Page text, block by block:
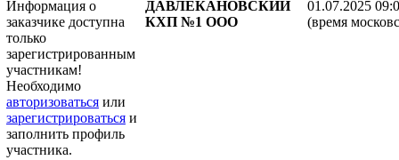
Информация о
заказчике доступна
только
зарегистрированным
участникам!
Необходимо
авторизоваться или
зарегистрироваться и
заполнить профиль
участника.
ДАВЛЕКАНОВСКИЙ
КХП №1 ООО
01.07.2025
(время